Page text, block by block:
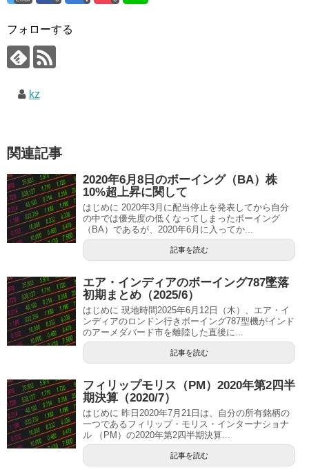
フォローする
kz
関連記事
2020年6月8日のボーイング（BA）株
10%超上昇に関して
はじめに 2020年3月に配当停止を発表してから自分
の中では優先度の低くなってしまったボーイング
（BA）であるが、2020年6月に入ってか...
記事を読む
エア・インディアのボーイング787墜落
初期まとめ（2025/6）
はじめに 現地時間2025年6月12日（木）、エア・イ
ンディアのロンドン行きボーイング787型機がインド
のアーメダバード市を離陸した直後に...
記事を読む
フィリップモリス（PM）2020年第2四半
期決算（2020/7）
はじめに 昨日2020年7月21日は、自分の所有銘柄の
一つであるフィリップ・モリス・インターナショナ
ル （PM）の2020年第2四半期決算...
記事を読む